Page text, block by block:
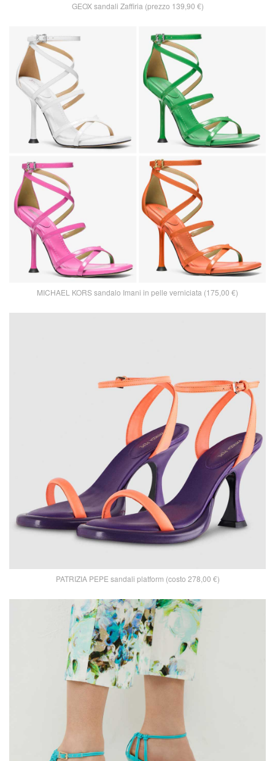
GEOX sandali Zaffiria (prezzo 139,90 €)
MICHAEL KORS sandalo Imani in pelle verniciata (175,00 €)
PATRIZIA PEPE sandali platform (costo 278,00 €)